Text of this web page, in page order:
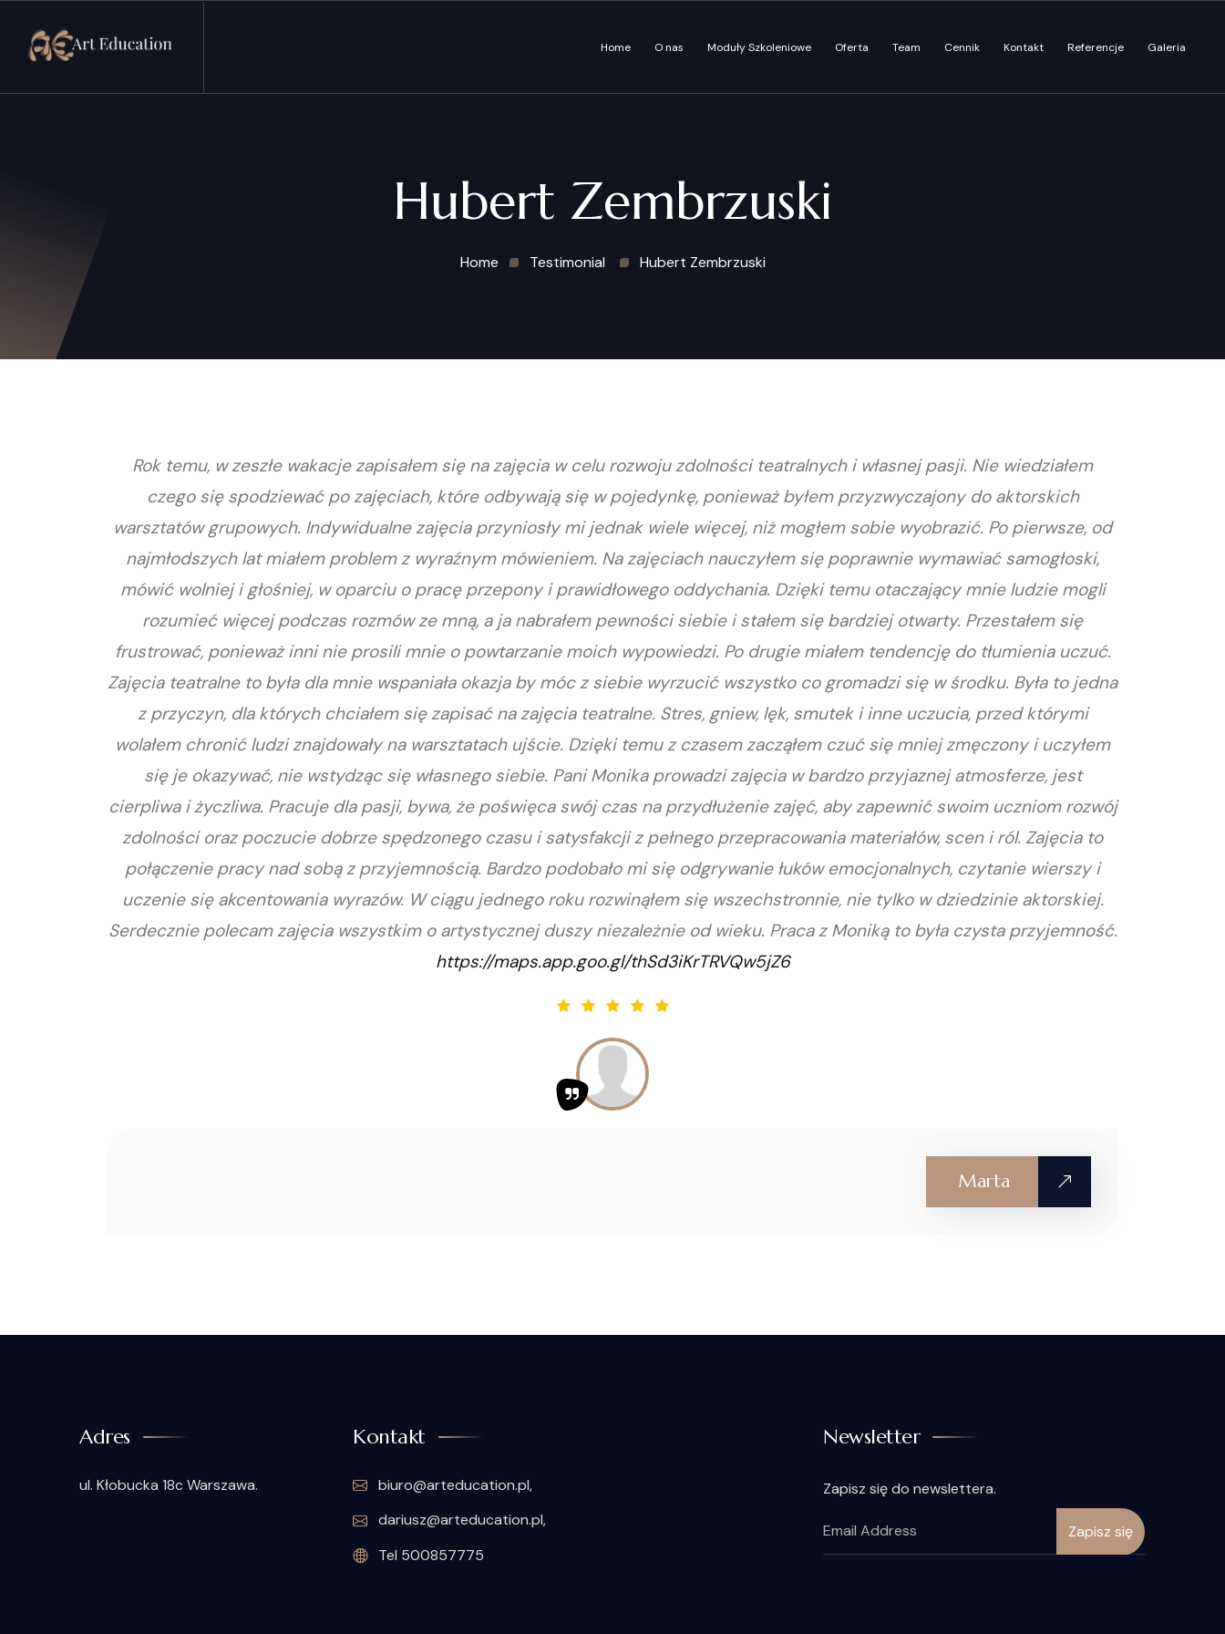
Arteducation.pl
Home O nas Moduły Szkoleniowe Oferta Team Cennik Kontakt Referencje Galeria
Hubert Zembrzuski
Home Testimonial Hubert Zembrzuski
Rok temu, w zeszłe wakacje zapisałem się na zajęcia w celu rozwoju zdolności teatralnych i własnej pasji. Nie wiedziałem
czego się spodziewać po zajęciach, które odbywają się w pojedynkę, ponieważ byłem przyzwyczajony do aktorskich
warsztatów grupowych. Indywidualne zajęcia przyniosły mi jednak wiele więcej, niż mogłem sobie wyobrazić. Po pierwsze, od
najmłodszych lat miałem problem z wyraźnym mówieniem. Na zajęciach nauczyłem się poprawnie wymawiać samogłoski,
mówić wolniej i głośniej, w oparciu o pracę przepony i prawidłowego oddychania. Dzięki temu otaczający mnie ludzie mogli
rozumieć więcej podczas rozmów ze mną, a ja nabrałem pewności siebie i stałem się bardziej otwarty. Przestałem się
frustrować, ponieważ inni nie prosili mnie o powtarzanie moich wypowiedzi. Po drugie miałem tendencję do tłumienia uczuć.
Zajęcia teatralne to była dla mnie wspaniała okazja by móc z siebie wyrzucić wszystko co gromadzi się w środku. Była to jedna
z przyczyn, dla których chciałem się zapisać na zajęcia teatralne. Stres, gniew, lęk, smutek i inne uczucia, przed którymi
wolałem chronić ludzi znajdowały na warsztatach ujście. Dzięki temu z czasem zacząłem czuć się mniej zmęczony i uczyłem
się je okazywać, nie wstydząc się własnego siebie. Pani Monika prowadzi zajęcia w bardzo przyjaznej atmosferze, jest
cierpliwa i życzliwa. Pracuje dla pasji, bywa, że poświęca swój czas na przydłużenie zajęć, aby zapewnić swoim uczniom rozwój
zdolności oraz poczucie dobrze spędzonego czasu i satysfakcji z pełnego przepracowania materiałów, scen i ról. Zajęcia to
połączenie pracy nad sobą z przyjemnością. Bardzo podobało mi się odgrywanie łuków emocjonalnych, czytanie wierszy i
uczenie się akcentowania wyrazów. W ciągu jednego roku rozwinąłem się wszechstronnie, nie tylko w dziedzinie aktorskiej.
Serdecznie polecam zajęcia wszystkim o artystycznej duszy niezależnie od wieku. Praca z Moniką to była czysta przyjemność.
https://maps.app.goo.gl/thSd3iKrTRVQw5jZ6
Marta
Adres
ul. Kłobucka 18c Warszawa.
Kontakt
biuro@arteducation.pl,
dariusz@arteducation.pl,
Tel 500857775
Newsletter
Zapisz się do newslettera.